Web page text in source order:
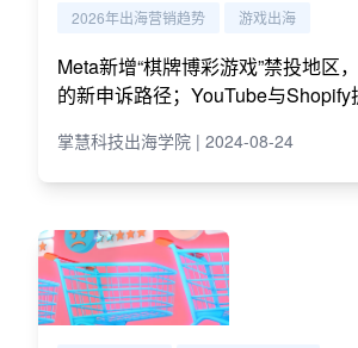
2026年出海营销趋势 游戏出海
Meta新增“棋牌博彩游戏”禁投地区
的新申诉路径；YouTube与Shopify
掌慧科技出海学院 | 2024-08-24